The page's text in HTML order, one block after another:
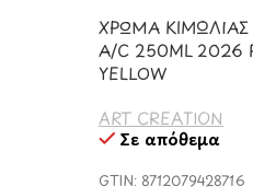
ΧΡΩΜΑ ΚΙΜΩΛΙΑΣ
A/C 250ML 2026
YELLOW
ART CREATION
Σε απόθεμα
GTIN: 8712079428716